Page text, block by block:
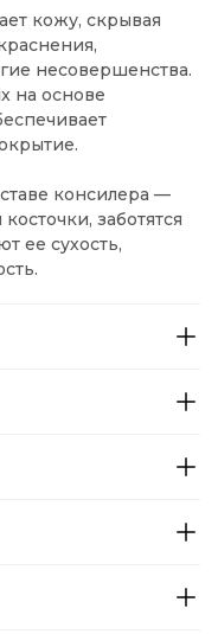
кожу, скрывая
несовершенства.
на основе
консилера —
заботятся
ее сухость,